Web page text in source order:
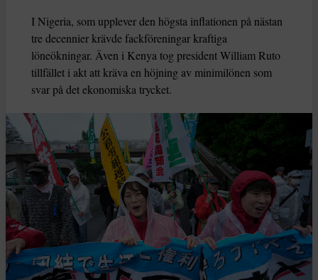
I Nigeria, som upplever den högsta inflationen på nästan
tre decennier krävde fackföreningar kraftiga
löneökningar. Även i Kenya tog president William Ruto
tillfället i akt att kräva en höjning av minimilönen som
svar på det ekonomiska trycket.